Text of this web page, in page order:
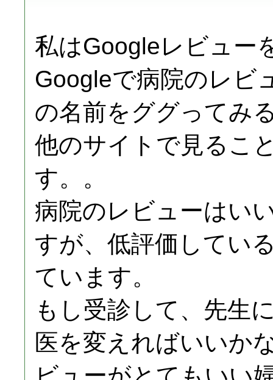
私はGoogleレビュー
Googleで病院のレビ
の名前をググってみ
他のサイトで見るこ
す。。
病院のレビューはい
すが、低評価してい
ています。
もし受診して、先生
医を変えればいいか